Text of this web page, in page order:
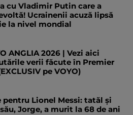
cu Vladimir Putin care a
Ucrainenii acuză lipsă
la nivel mondial
ANGLIA 2026 | Vezi aici
verii făcute în Premier
pe VOYO)
pentru Lionel Messi: tatăl și
Jorge, a murit la 68 de ani